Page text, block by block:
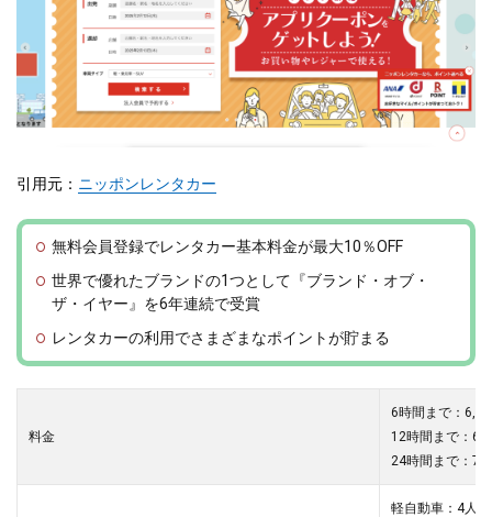
引用元： ニッポンレンタカー
無料会員登録でレンタカー基本料金が最大10％OFF
世界で優れたブランドの1つとして『ブランド・オブ・
ザ・イヤー』を6年連続で受賞
レンタカーの利用でさまざまなポイントが貯まる
料金
6時間まで：
12時間まで：
24時間まで：
軽自動車：4人